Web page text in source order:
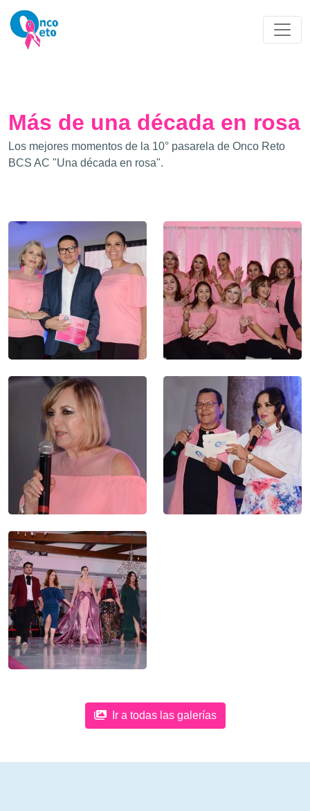
Más de una década en rosa
Los mejores momentos de la 10° pasarela de Onco Reto
BCS AC "Una década en rosa".
Ir a todas las galerías